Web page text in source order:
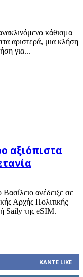
κάθισμα
αριστερά, μια κλήση
για...
αξιόπιστα
ανέδειξε σε
Αρχής Πολιτικής
Saily της eSIM.
ΚΆΝΤΕ LIKE